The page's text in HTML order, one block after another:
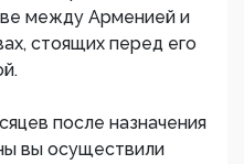
между Арменией и
стоящих перед его
после назначения
вы осуществили